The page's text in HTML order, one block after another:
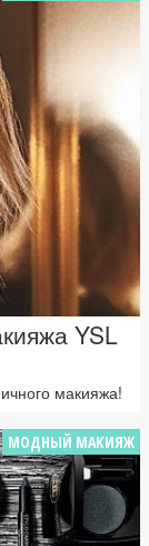
YSL
макияжа!
МОДНЫЙ МАКИЯЖ